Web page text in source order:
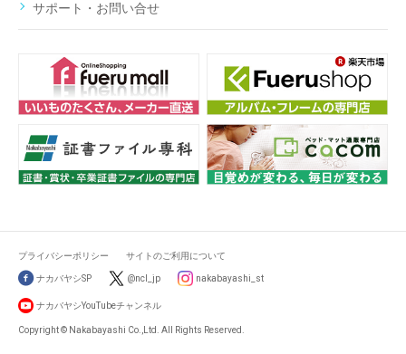
サポート・お問い合せ
プライバシーポリシー サイトのご利用について
ナカバヤシSP @ncl_jp nakabayashi_st
ナカバヤシYouTubeチャンネル
Copyright © Nakabayashi Co.,Ltd. All Rights Reserved.